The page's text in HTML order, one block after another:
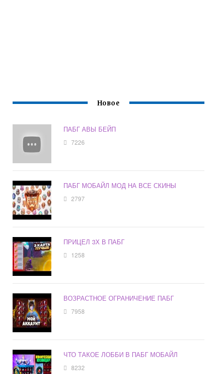
Новое
ПАБГ АВЫ БЕЙП
7226
ПАБГ МОБАЙЛ МОД НА ВСЕ СКИНЫ
2797
ПРИЦЕЛ 3Х В ПАБГ
1258
ВОЗРАСТНОЕ ОГРАНИЧЕНИЕ ПАБГ
7958
ЧТО ТАКОЕ ЛОББИ В ПАБГ МОБАЙЛ
8232